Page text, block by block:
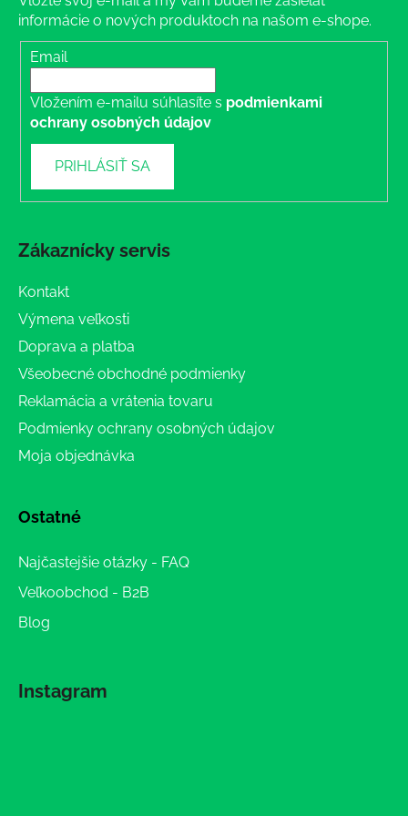
informácie o nových produktoch na našom e-shope.
Email
Vložením e-mailu súhlasíte s podmienkami
ochrany osobných údajov
PRIHLÁSIŤ SA
Zákaznícky servis
Kontakt
Výmena veľkosti
Doprava a platba
Všeobecné obchodné podmienky
Reklamácia a vrátenia tovaru
Podmienky ochrany osobných údajov
Moja objednávka
Ostatné
Najčastejšie otázky - FAQ
Veľkoobchod - B2B
Blog
Instagram